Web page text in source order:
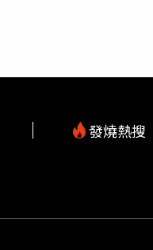
發燒熱搜